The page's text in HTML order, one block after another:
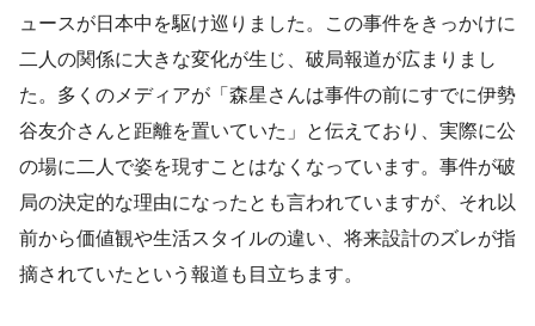
ュースが日本中を駆け巡りました。この事件をきっかけに
二人の関係に大きな変化が生じ、破局報道が広まりまし
た。多くのメディアが「森星さんは事件の前にすでに伊勢
谷友介さんと距離を置いていた」と伝えており、実際に公
の場に二人で姿を現すことはなくなっています。事件が破
局の決定的な理由になったとも言われていますが、それ以
前から価値観や生活スタイルの違い、将来設計のズレが指
摘されていたという報道も目立ちます。